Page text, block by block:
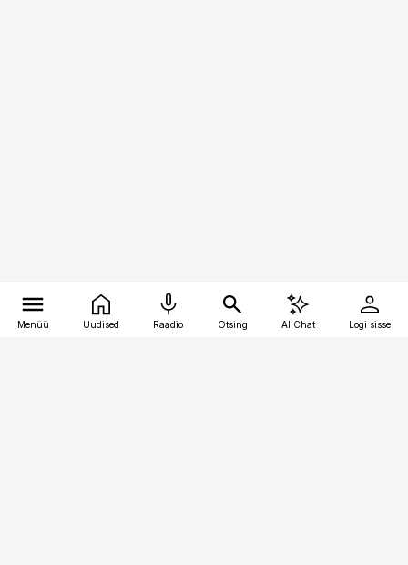
Menüü Uudised Raadio Otsing AI Chat Logi sisse